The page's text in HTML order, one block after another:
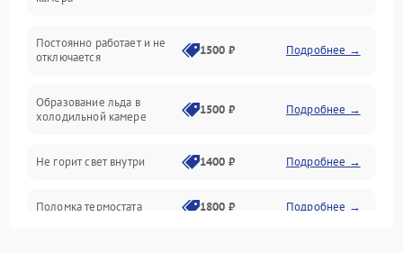
Постоянно работает и не
отключается
1500 ₽ Подробнее →
Образование льда в
холодильной камере
1500 ₽ Подробнее →
Не горит свет внутри 1400 ₽ Подробнее →
Поломка термостата 1800 ₽ Подробнее →